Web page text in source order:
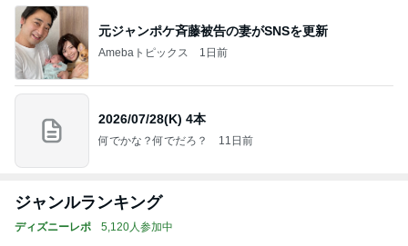
元ジャンポケ斉藤被告の妻がSNSを更新
Amebaトピックス 1日前
2026/07/28(K) 4本
何でかな？何でだろ？ 11日前
ジャンルランキング
ディズニーレポ 5,120人参加中